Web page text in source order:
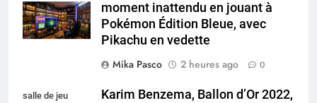
collectionneur
moment inattendu en jouant à
Pokémon Édition Bleue, avec
Pikachu en vedette
Mika Pasco
2 heures ago 0
salle de jeu
Karim Benzema, Ballon d’Or 2022,